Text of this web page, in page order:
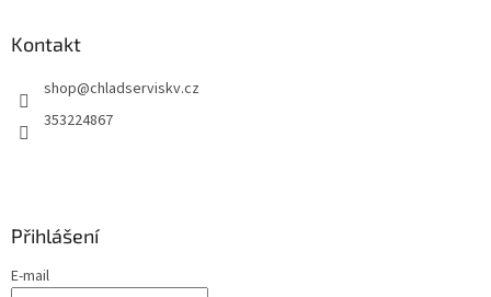
Kontakt
shop@chladserviskv.cz
353224867
Přihlášení
E-mail